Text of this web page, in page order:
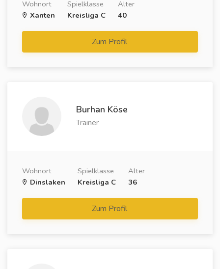
Wohnort
Xanten
Spielklasse
Kreisliga C
Alter
40
Zum Profil
Burhan Köse
Trainer
Wohnort
Dinslaken
Spielklasse
Kreisliga C
Alter
36
Zum Profil